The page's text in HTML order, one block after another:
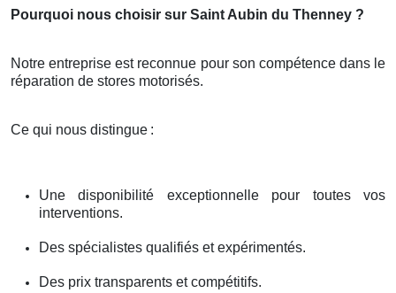
Pourquoi nous choisir sur Saint Aubin du Thenney ?
Notre entreprise est reconnue pour son compétence dans le
réparation de stores motorisés.
Ce qui nous distingue :
Une disponibilité exceptionnelle pour toutes vos
interventions.
Des spécialistes qualifiés et expérimentés.
Des prix transparents et compétitifs.